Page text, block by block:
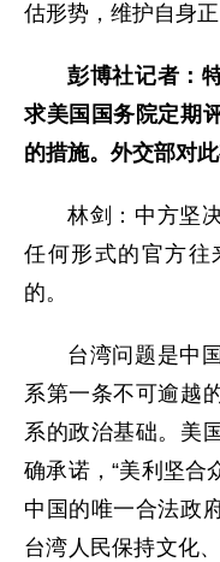
估形势，维护自身正
彭博社记者：
求美国国务院定期
的措施。外交部对
林剑：中方坚
任何形式的官方往
的。
台湾问题是中
系第一条不可逾越
系的政治基础。美
确承诺，“美利坚合
中国的唯一合法政
台湾人民保持文化